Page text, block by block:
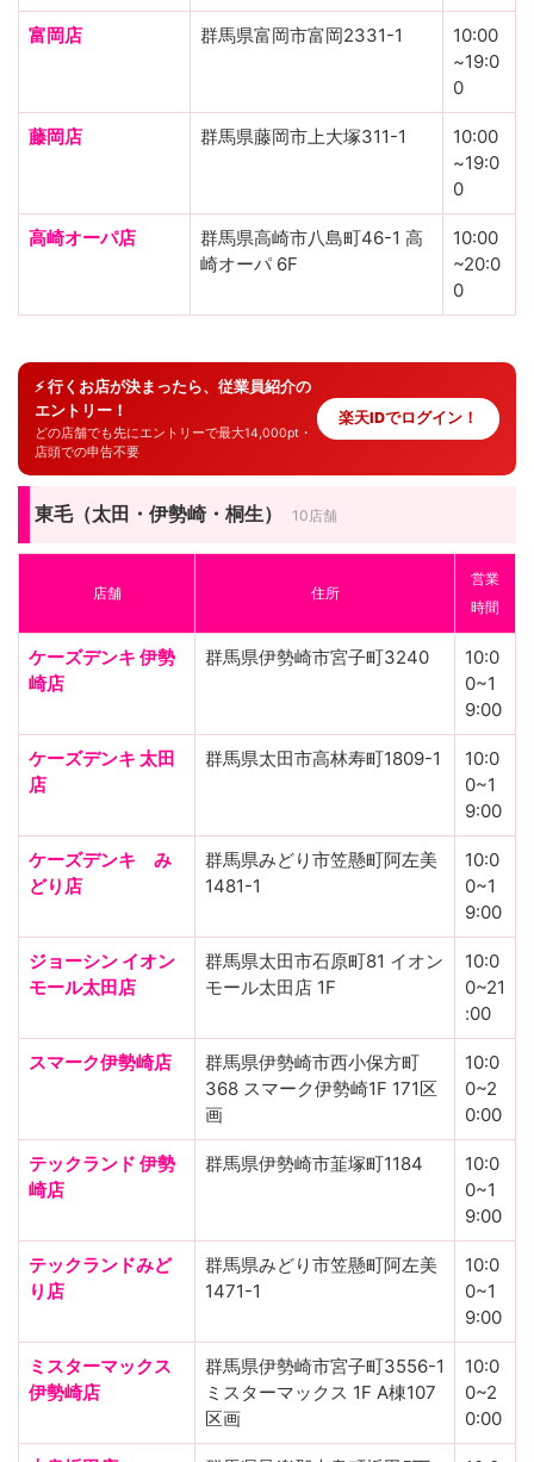
富岡店 群馬県富岡市富岡2331-1
10:00
~19:0
0
藤岡店 群馬県藤岡市上大塚311-1
10:00
~19:0
0
高崎オーパ店
群馬県高崎市八島町46-1 高
崎オーパ 6F
10:00
~20:0
0
⚡ 行くお店が決まったら、従業員紹介の
エントリー！
どの店舗でも先にエントリーで最大14,000pt・
店頭での申告不要
楽天IDでログイン！
東毛（太田・伊勢崎・桐生） 10店舗
店舗 住所
営業
時間
ケーズデンキ 伊勢
崎店
群馬県伊勢崎市宮子町3240
10:0
0~1
9:00
ケーズデンキ 太田
店
群馬県太田市高林寿町1809-1
10:0
0~1
9:00
ケーズデンキ み
どり店
群馬県みどり市笠懸町阿左美
1481-1
10:0
0~1
9:00
ジョーシン イオン
モール太田店
群馬県太田市石原町81 イオン
モール太田店 1F
10:0
0~21
:00
スマーク伊勢崎店
群馬県伊勢崎市西小保方町
368 スマーク伊勢崎1F 171区
画
10:0
0~2
0:00
テックランド 伊勢
崎店
群馬県伊勢崎市韮塚町1184
10:0
0~1
9:00
テックランドみど
り店
群馬県みどり市笠懸町阿左美
1471-1
10:0
0~1
9:00
ミスターマックス
伊勢崎店
群馬県伊勢崎市宮子町3556-1
ミスターマックス 1F A棟107
区画
10:0
0~2
0:00